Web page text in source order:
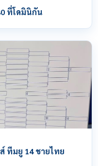
ที่โดมินิกัน
ทีมยู 14 ชายไทย